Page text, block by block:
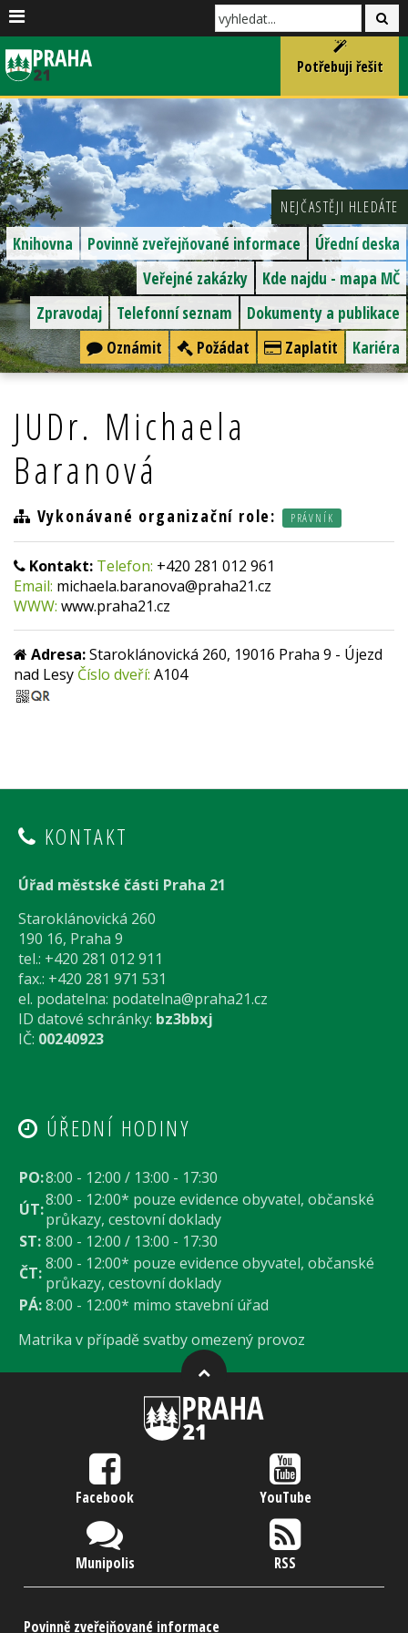
Potřebuji řešit
NEJČASTĚJI HLEDÁTE
Úřední deska
Povinně zveřejňované informace
Knihovna
Kde najdu - mapa MČ
Veřejné zakázky
Dokumenty a publikace
Telefonní seznam
Zpravodaj
Kariéra
Zaplatit
Požádat
Oznámit
JUDr. Michaela
Baranová
Vykonávané organizační role: PRÁVNÍK
Kontakt: Telefon: +420 281 012 961
Email: michaela.baranova@praha21.cz
WWW: www.praha21.cz
Adresa:Staroklánovická 260, 19016 Praha 9 - Újezd
nad Lesy Číslo dveří: A104
KONTAKT
Úřad městské části Praha 21
Staroklánovická 260
190 16, Praha 9
tel.: +420 281 012 911
fax.: +420 281 971 531
el. podatelna: podatelna@praha21.cz
ID datové schránky: bz3bbxj
IČ: 00240923
ÚŘEDNÍ HODINY
PO:8:00 - 12:00 / 13:00 - 17:30
ÚT:8:00 - 12:00* pouze evidence obyvatel, občanské
průkazy, cestovní doklady
ST: 8:00 - 12:00 / 13:00 - 17:30
ČT:8:00 - 12:00* pouze evidence obyvatel, občanské
průkazy, cestovní doklady
PÁ:8:00 - 12:00* mimo stavební úřad
Matrika v případě svatby omezený provoz
Facebook YouTube
Munipolis RSS
Povinně zveřejňované informace